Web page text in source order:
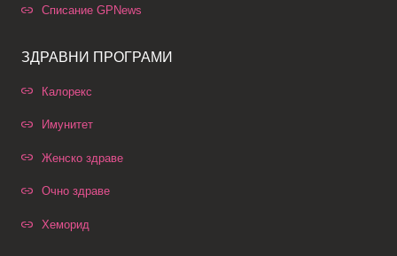
Списание GPNews
ЗДРАВНИ ПРОГРАМИ
Калорекс
Имунитет
Женско здраве
Очно здраве
Хеморид